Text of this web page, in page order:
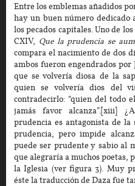
Entre los emblemas añadidos
hay un buen número dedicado
los pecados capitales. Uno de
CXIV, Que la prudencia se
compara el nacimiento de dos
ambos fueron engendrados por
que se volvería diosa de la
quien se volvería dios del
contradecirlo: “quien del todo
jamás favor alcanza”.[xiii]
prudencia es antagonista de
prudencia, pero impide
puede ser prudente y sabio al
que alegraría a muchos poetas,
la Iglesia (ver figura 3). Muy
éste la traducción de Daza fue